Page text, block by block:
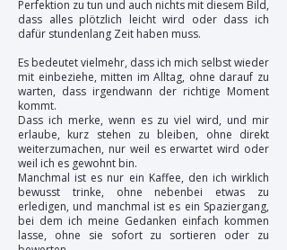
Perfektion zu tun und auch nichts mit diesem Bild,
dass alles plötzlich leicht wird oder dass ich
dafür stundenlang Zeit haben muss.
Es bedeutet vielmehr, dass ich mich selbst wieder
mit einbeziehe, mitten im Alltag, ohne darauf zu
warten, dass irgendwann der richtige Moment
kommt.
Dass ich merke, wenn es zu viel wird, und mir
erlaube, kurz stehen zu bleiben, ohne direkt
weiterzumachen, nur weil es erwartet wird oder
weil ich es gewohnt bin.
Manchmal ist es nur ein Kaffee, den ich wirklich
bewusst trinke, ohne nebenbei etwas zu
erledigen, und manchmal ist es ein Spaziergang,
bei dem ich meine Gedanken einfach kommen
lasse, ohne sie sofort zu sortieren oder zu